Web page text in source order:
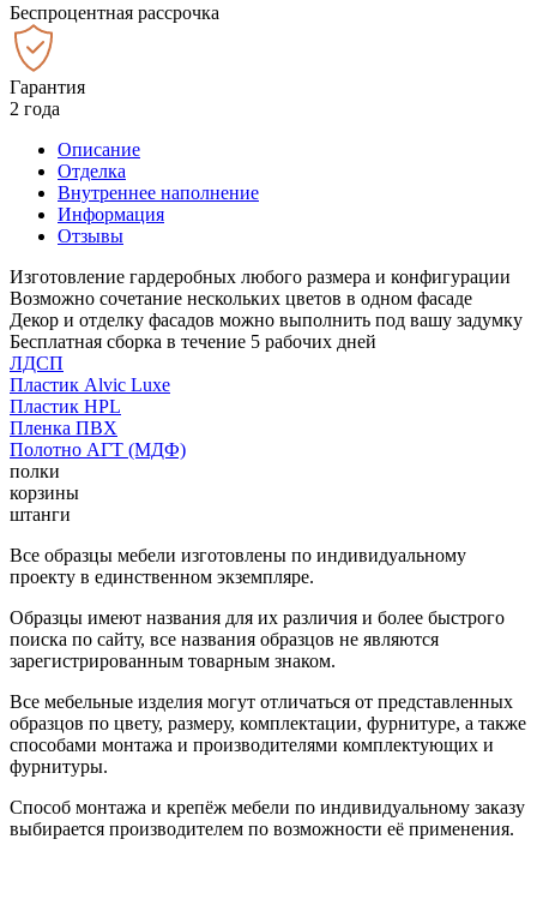
Беспроцентная рассрочка
Гарантия
2 года
Описание
Отделка
Внутреннее наполнение
Информация
Отзывы
Изготовление гардеробных любого размера и конфигурации
Возможно сочетание нескольких цветов в одном фасаде
Декор и отделку фасадов можно выполнить под вашу задумку
Бесплатная сборка в течение 5 рабочих дней
ЛДСП
Пластик Alvic Luxe
Пластик HPL
Пленка ПВХ
Полотно АГТ (МДФ)
полки
корзины
штанги
Все образцы мебели изготовлены по индивидуальному
проекту в единственном экземпляре.
Образцы имеют названия для их различия и более быстрого
поиска по сайту, все названия образцов не являются
зарегистрированным товарным знаком.
Все мебельные изделия могут отличаться от представленных
образцов по цвету, размеру, комплектации, фурнитуре, а также
способами монтажа и производителями комплектующих и
фурнитуры.
Способ монтажа и крепёж мебели по индивидуальному заказу
выбирается производителем по возможности её применения.